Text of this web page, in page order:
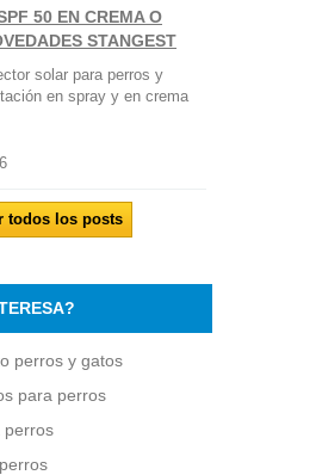
50 EN CREMA O
STANGEST
solar para perros y
en spray y en crema
todos los posts
perros y gatos
para perros
perros